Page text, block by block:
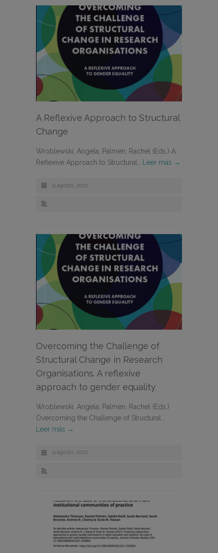
A Reflexive Approach to Structural
Change
Wroblewski, Angela; Palmén, Rachel (Eds.) A
Reflexive Approach to Structural… Leer más →
9 agosto, 2022
Overcoming the Challenge of
Structural Change in Research
Organisations. A reflexive
approach to gender equality
Wroblewski, Angela; Palmén, Rachel (Eds.)
Overcoming the Challenge of Structural…
Leer más →
9 agosto, 2022